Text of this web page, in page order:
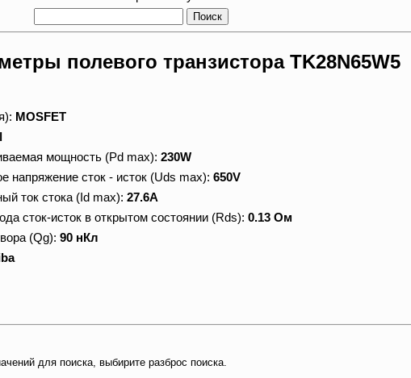
полевого транзистора TK28N65W5
MOSFET
мощность (Pd max): 230W
напряжение сток - исток (Uds max): 650V
ток стока (Id max): 27.6A
сток-исток в открытом состоянии (Rds): 0.13 Ом
(Qg): 90 нКл
для поиска, выбирите разброс поиска.